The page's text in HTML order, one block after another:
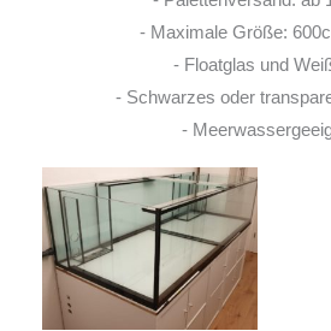
- Maximale Größe:
- Floatglas und
- Schwarzes oder
-